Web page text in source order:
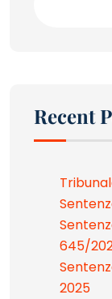
Recent
645/
2025